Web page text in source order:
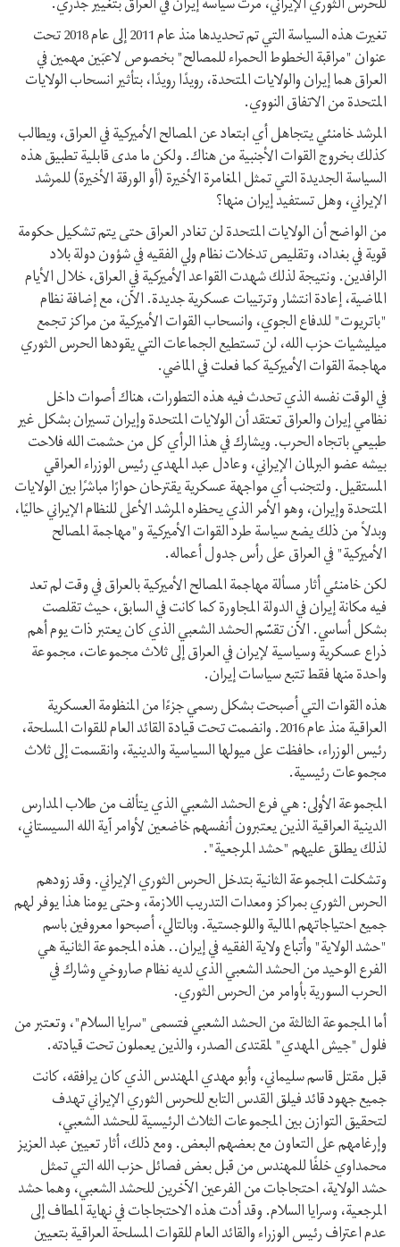
تغيرت هذه السياسة التي تم تحديدها منذ عام 2011 إلى عام 2018 تحت
عنوان "مراقبة الخطوط الحمراء للمصالح" بخصوص لاعبَين مهمين في
العراق هما إيران والولايات المتحدة، رويدًا رويدًا، بتأثير انسحاب الولايات
المتحدة من الاتفاق النووي.
المرشد خامنئي يتجاهل أي ابتعاد عن المصالح الأميركية في العراق، ويطالب
كذلك بخروج القوات الأجنبية من هناك. ولكن ما مدى قابلية تطبيق هذه
السياسة الجديدة التي تمثل المغامرة الأخيرة (أو الورقة الأخيرة) للمرشد
الإيراني، وهل تستفيد إيران منها؟
من الواضح أن الولايات المتحدة لن تغادر العراق حتى يتم تشكيل حكومة
قوية في بغداد، وتقليص تدخلات نظام ولي الفقيه في شؤون دولة بلاد
الرافدين. ونتيجة لذلك شهدت القواعد الأميركية في العراق، خلال الأيام
الماضية، إعادة انتشار وترتيبات عسكرية جديدة. الآن، مع إضافة نظام
"باتريوت" للدفاع الجوي، وانسحاب القوات الأميركية من مراكز تجمع
ميليشيات حزب الله، لن تستطيع الجماعات التي يقودها الحرس الثوري
مهاجمة القوات الأميركية كما فعلت في الماضي.
في الوقت نفسه الذي تحدث فيه هذه التطورات، هناك أصوات داخل
نظامي إيران والعراق تعتقد أن الولايات المتحدة وإيران تسيران بشكل غير
طبيعي باتجاه الحرب. ويشارك في هذا الرأي كل من حشمت الله فلاحت
بيشه عضو البرلمان الإيراني، وعادل عبد المهدي رئيس الوزراء العراقي
المستقيل. ولتجنب أي مواجهة عسكرية يقترحان حوارًا مباشرًا بين الولايات
المتحدة وإيران، وهو الأمر الذي يحظره المرشد الأعلى للنظام الإيراني حاليًا،
وبدلاً من ذلك یضع سياسة طرد القوات الأميركية و"مهاجمة المصالح
الأميركية" في العراق على رأس جدول أعماله.
لكن خامنئي أثار مسألة مهاجمة المصالح الأميركية بالعراق في وقت لم تعد
فيه مكانة إيران في الدولة المجاورة كما كانت في السابق، حيث تقلصت
بشكل أساسي. الآن تقسّم الحشد الشعبي الذي كان يعتبر ذات يوم أهم
ذراع عسكرية وسياسية لإيران في العراق إلى ثلاث مجموعات، مجموعة
واحدة منها فقط تتبع سياسات إيران.
هذه القوات التي أصبحت بشكل رسمي جزءًا من المنظومة العسكرية
العراقية منذ عام 2016. وانضمت تحت قيادة القائد العام للقوات المسلحة،
رئيس الوزراء، حافظت على ميولها السياسية والدينية، وانقسمت إلى ثلاث
مجموعات رئيسية.
المجموعة الأولى: هي فرع الحشد الشعبي الذي يتألف من طلاب المدارس
الدينية العراقية الذين يعتبرون أنفسهم خاضعين لأوامر آية الله السيستاني،
لذلك يطلق عليهم "حشد المرجعية".
وتشكلت المجموعة الثانية بتدخل الحرس الثوري الإيراني. وقد زودهم
الحرس الثوري بمراكز ومعدات التدريب اللازمة، وحتى يومنا هذا يوفر لهم
جميع احتياجاتهم المالية واللوجستية. وبالتالي، أصبحوا معروفين باسم
"حشد الولاية" وأتباع ولاية الفقيه في إيران.. هذه المجموعة الثانية هي
الفرع الوحيد من الحشد الشعبي الذي لديه نظام صاروخي وشارك في
الحرب السورية بأوامر من الحرس الثوري.
أما المجموعة الثالثة من الحشد الشعبي فتسمى "سرايا السلام"، وتعتبر من
فلول "جيش المهدي" لمقتدى الصدر، والذين يعملون تحت قيادته.
قبل مقتل قاسم سليماني، وأبو مهدي المهندس الذي كان يرافقه، كانت
جميع جهود قائد فيلق القدس التابع للحرس الثوري الإيراني تهدف
لتحقيق التوازن بين المجموعات الثلاث الرئيسية للحشد الشعبي،
وإرغامهم على التعاون مع بعضهم البعض. ومع ذلك، أثار تعيين عبد العزيز
محمداوي خلفًا للمهندس من قبل بعض فصائل حزب الله التي تمثل
حشد الولاية، احتجاجات من الفرعين الآخرين للحشد الشعبي، وهما حشد
المرجعية، وسرايا السلام. وقد أدت هذه الاحتجاجات في نهاية المطاف إلى
عدم اعتراف رئيس الوزراء والقائد العام للقوات المسلحة العراقية بتعيين